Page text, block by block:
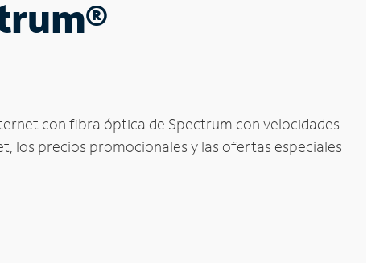
con fibra óptica de Spectrum con velocidades
los precios promocionales y las ofertas especiales